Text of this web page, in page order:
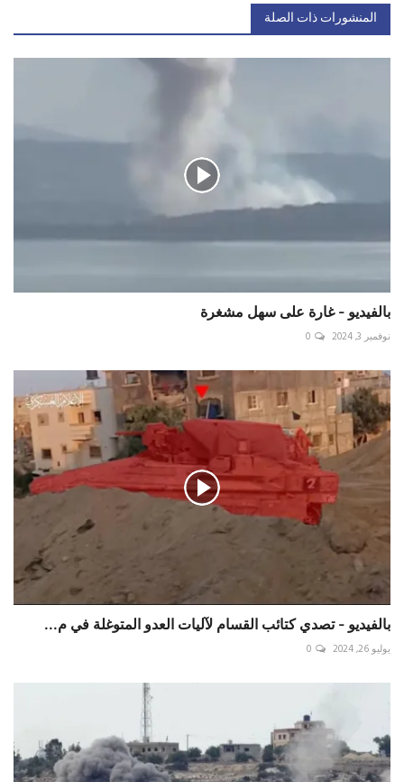
المنشورات ذات الصلة
بالفيديو - غارة على سهل ‎مشغرة
نوفمبر 3, 2024 0
بالفيديو - تصدي كتائب القسام لآليات العدو المتوغلة في م...
يوليو 26, 2024 0